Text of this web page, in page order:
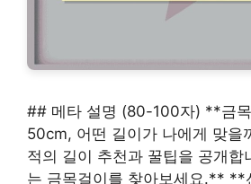
## 메타 설명 (80-100자) **금
50cm, 어떤 길이가 나에게 맞을
적의 길이 추천과 꿀팁을 공개합
는 금목걸이를 찾아보세요.**